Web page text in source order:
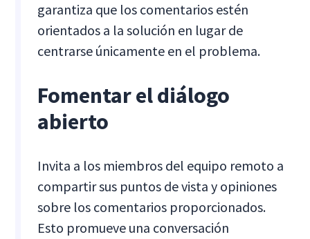
garantiza que los comentarios estén
orientados a la solución en lugar de
centrarse únicamente en el problema.
Fomentar el diálogo
abierto
Invita a los miembros del equipo remoto a
compartir sus puntos de vista y opiniones
sobre los comentarios proporcionados.
Esto promueve una conversación